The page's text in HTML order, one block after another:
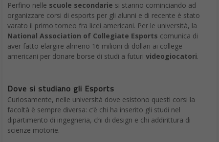
Perfino nelle scuole secondarie si stanno cominciando ad
organizzare corsi di esports per gli alunni e di recente è stato
varato il primo torneo fra licei americani. Per le università, la
National Association of Collegiate Esports comunica di
aver fatto elargire almeno 16 milioni di dollari ai college
americani per donare borse di studi a futuri videogiocatori.
Dove si studiano gli Esports
Curiosamente, nelle università dove esistono questi corsi la
facoltà è sempre diversa: c’è chi ha inserito gli studi nel
dipartimento di ingegneria, chi di design e chi addirittura di
scienze motorie.